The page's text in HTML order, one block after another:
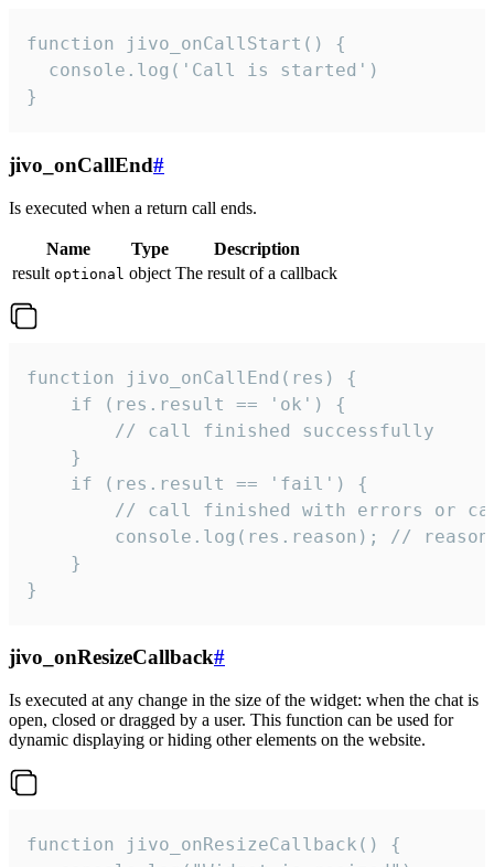
function jivo_onCallStart() {
  console.log('Call is started')
}
jivo_onCallEnd#
Is executed when a return call ends.
Name Type
Description
result optional object The result of a callback
function jivo_onCallEnd(res) {
    if (res.result == 'ok') {
        // call finished successfully
    }
    if (res.result == 'fail') {
// call finished with errors or
console.log(res.reason); //
    }
}
jivo_onResizeCallback#
Is executed at any change in the size of the widget: when the chat is
open, closed or dragged by a user. This function can be used for
dynamic displaying or hiding other elements on the website.
function jivo_onResizeCallback() {